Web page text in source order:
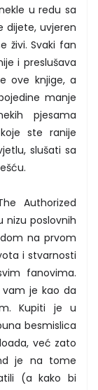
u redu sa
dijete, uvjeren
živi. Svaki fan
i preslušava
ove knjige, a
manje
pjesama
ste ranije
slušati sa
Authorized
nizu poslovnih
na prvom
i stvarnosti
fanovima.
vam je kao da
Kupiti je u
besmislica
već zato
je na tome
(a kako bi